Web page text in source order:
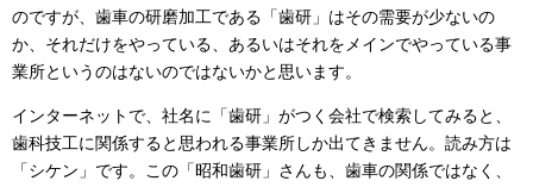
のですが、歯車の研磨加工である「歯研」はその需要が少ないの
か、それだけをやっている、あるいはそれをメインでやっている事
業所というのはないのではないかと思います。
インターネットで、社名に「歯研」がつく会社で検索してみると、
歯科技工に関係すると思われる事業所しか出てきません。読み方は
「シケン」です。この「昭和歯研」さんも、歯車の関係ではなく、